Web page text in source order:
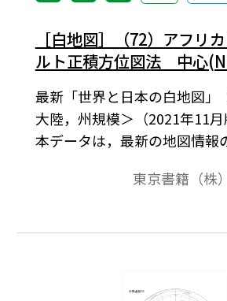
［白地図］（72）アフリ
ルト正積方位図法 中心
最新「世界と日本の白地図」
大陸，州規模＞（2021年11月
本データは，最新の地図情報
ト作成やワークシート作成な
東京書籍（